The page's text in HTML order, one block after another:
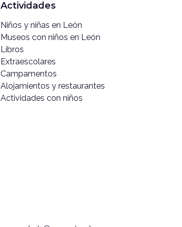
Actividades
Niños y niñas en León
Museos con niños en León
Libros
Extraescolares
Campamentos
Alojamientos y restaurantes
Actividades con niños